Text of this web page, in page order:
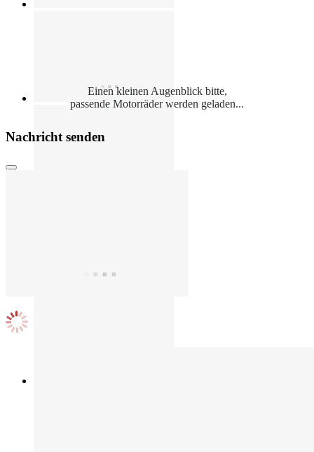
Einen kleinen Augenblick bitte,
passende Motorräder werden geladen...
Nachricht senden